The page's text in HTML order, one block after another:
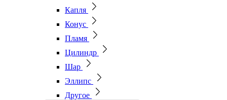
Капля
Конус
Пламя
Цилиндр
Шар
Эллипс
Другое